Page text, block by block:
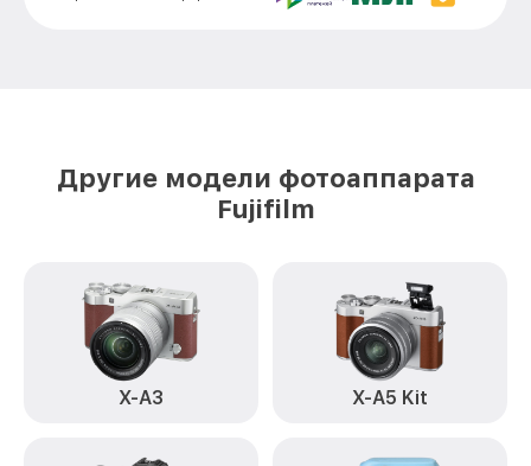
от 2200₽
Замена платы отсека карты памяти XF1
CCD/CMOS матрице XF1 Fujifilm
Чистка CCD/CMOS матрицы XF1 Fujifilm от 3500₽
Замена байонета XF1 Fujifilm
Другие модели фотоаппарата
Fujifilm
X-A3 X-A5 Kit